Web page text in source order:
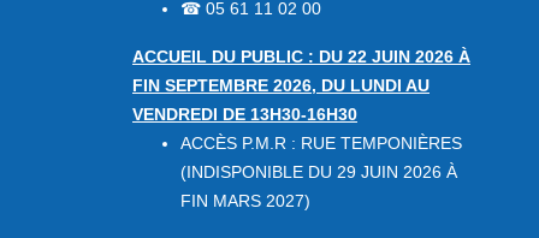
☎ 05 61 11 02 00
ACCUEIL DU PUBLIC : DU 22 JUIN 2026 À
FIN SEPTEMBRE 2026, DU LUNDI AU
VENDREDI DE 13H30-16H30
ACCÈS P.M.R : RUE TEMPONIÈRES
(INDISPONIBLE DU 29 JUIN 2026 À
FIN MARS 2027)